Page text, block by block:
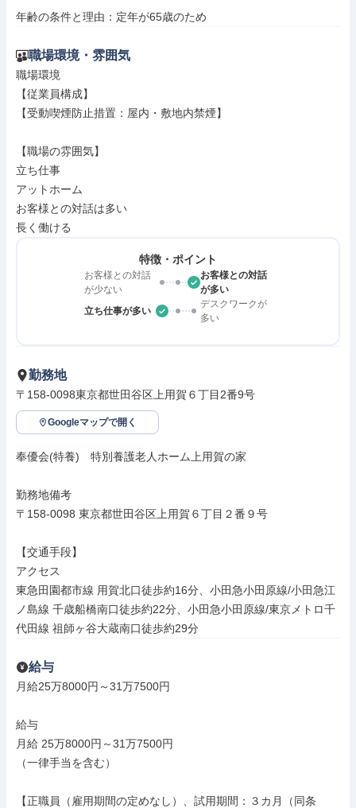
年齢の条件と理由：定年が65歳のため
職場環境・雰囲気
職場環境
【従業員構成】
【受動喫煙防止措置：屋内・敷地内禁煙】
【職場の雰囲気】
立ち仕事
アットホーム
お客様との対話は多い
長く働ける
特徴・ポイント
お客様との対話
が少ない
お客様との対話
が多い
立ち仕事が多い
デスクワークが
多い
勤務地
〒158-0098東京都世田谷区上用賀６丁目2番9号
Googleマップで開く
奉優会(特養)　特別養護老人ホーム上用賀の家
勤務地備考
〒158-0098 東京都世田谷区上用賀６丁目２番９号
【交通手段】
アクセス
東急田園都市線 用賀北口徒歩約16分、小田急小田原線/小田急江
ノ島線 千歳船橋南口徒歩約22分、小田急小田原線/東京メトロ千
代田線 祖師ヶ谷大蔵南口徒歩約29分
給与
月給25万8000円～31万7500円
給与
月給 25万8000円～31万7500円
（一律手当を含む）
【正職員（雇用期間の定めなし）、試用期間：３カ月（同条